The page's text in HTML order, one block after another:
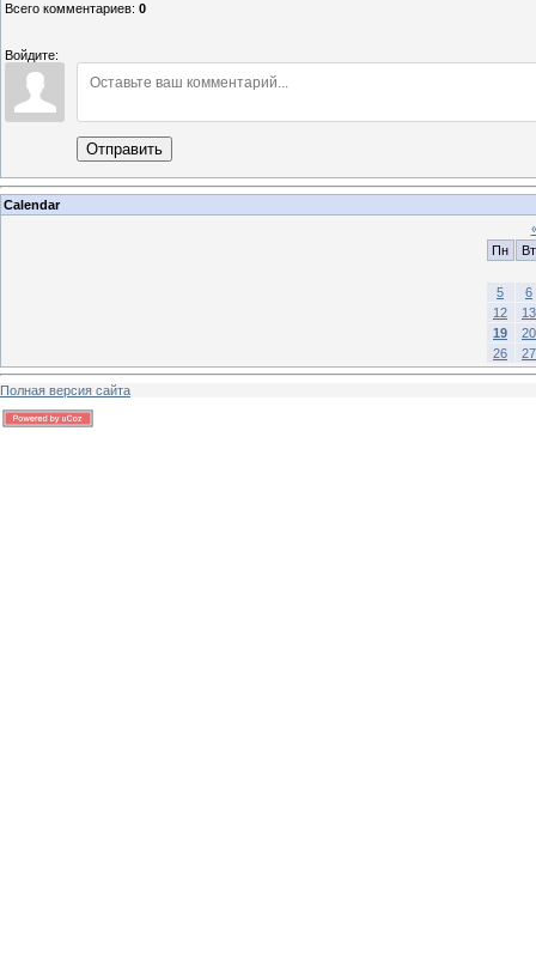
Всего комментариев: 0
Войдите:
Отправить
Calendar
Пн
Вт
5
6
12
13
19
20
26
27
Полная версия сайта